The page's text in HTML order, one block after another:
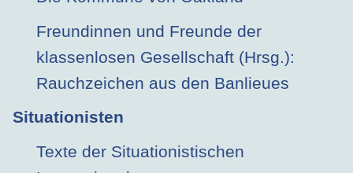
Freundinnen und Freunde der
klassenlosen Gesellschaft (Hrsg.):
Rauchzeichen aus den Banlieues
Situationisten
Texte der Situationistischen